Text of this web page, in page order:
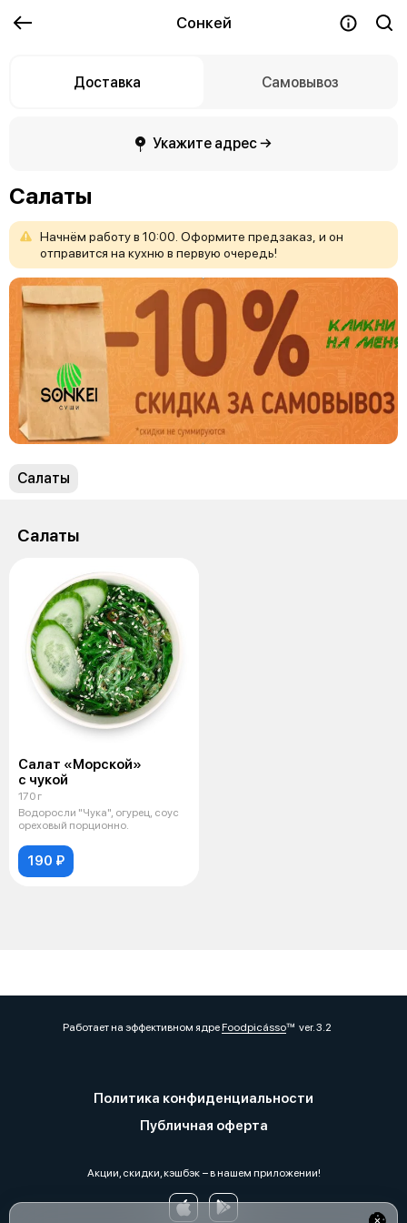
Сонкей
Доставка Самовывоз
Укажите адрес →
Салаты
Начнём работув 10:00. Оформите предзаказ, и он
отправится на кухню в первую очередь!
Салаты
Салаты
Салат «Морской»
с чукой
170 г
Водоросли "Чука", огурец, соус
ореховый порционно.
190 ₽
Работает на эффективном ядреFoodpicássover. 3.2
Политика конфиденциальности
Публичная оферта
Акции, скидки, кэшбэк − в нашем приложении!